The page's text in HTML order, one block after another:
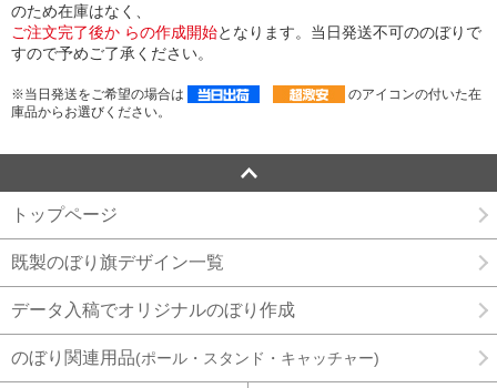
のため在庫はなく、
ご注文完了後か らの作成開始となります。当日発送不可ののぼりで
すので予めご了承ください。
※当日発送をご希望の場合は
のアイコンの付いた在
庫品からお選びください。
トップページ
既製のぼり旗デザイン一覧
データ入稿でオリジナルのぼり作成
のぼり関連用品(ポール・スタンド・キャッチャー)